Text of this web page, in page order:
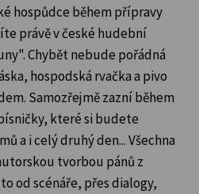
hospůdce během přípravy
právě v české hudební
Chybět nebude pořádná
hospodská rvačka a pivo
Samozřejmě zazní během
které si budete
a i celý druhý den... Všechna
tvorbou pánů z
od scénáře, přes dialogy,